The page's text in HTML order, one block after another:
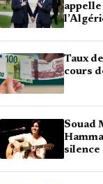
Taux
cours
Souad
silence